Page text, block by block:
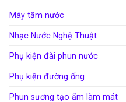
Máy tăm nước
Nhạc Nước Nghệ Thuật
Phụ kiện đài phun nước
Phụ kiện đường ống
Phun sương tạo ẩm làm mát